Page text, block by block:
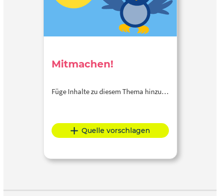
Mitmachen!
Füge Inhalte zu diesem Thema hinzu…
Quelle vorschlagen